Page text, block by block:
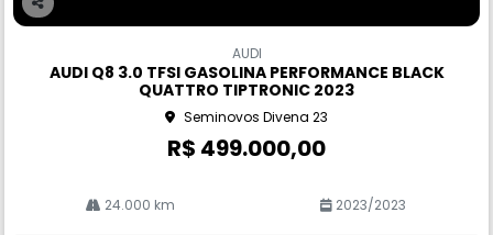
Co
AUDI
AUDI Q8 3.0 TFSI GASOLINA PERFORMANCE BLACK
QUATTRO TIPTRONIC 2023
Seminovos Divena 23
R$ 499.000,00
24.000 km 2023/2023